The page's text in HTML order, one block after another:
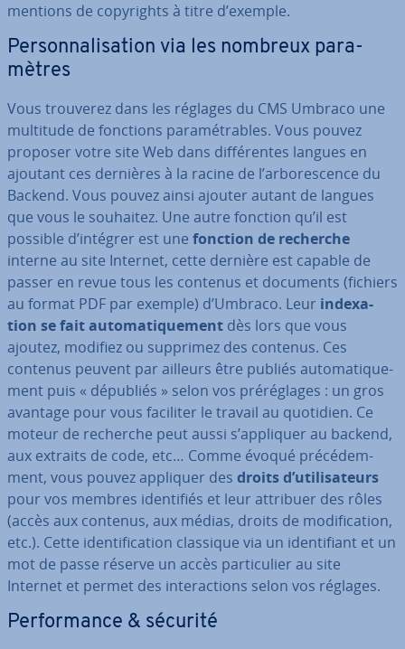
mentions de co­py­rights à titre d’exemple.
Per­son­na­li­sa­tion via les nombreux pa­ra­
mètres
Vous trouverez dans les réglages du CMS Umbraco une
multitude de fonctions pa­ra­mé­trables. Vous pouvez
proposer votre site Web dans dif­fé­rentes langues en
ajoutant ces dernières à la racine de l’ar­bo­res­cence du
Backend. Vous pouvez ainsi ajouter autant de langues
que vous le souhaitez. Une autre fonction qu’il est
possible d’intégrer est une fonction de recherche
interne au site Internet, cette dernière est capable de
passer en revue tous les contenus et documents (fichiers
au format PDF par exemple) d’Umbraco. Leur in­dexa­
tion se fait au­to­ma­ti­que­ment dès lors que vous
ajoutez, modifiez ou supprimez des contenus. Ces
contenus peuvent par ailleurs être publiés au­to­ma­ti­que­
ment puis « dépubliés » selon vos pré­ré­glages : un gros
avantage pour vous faciliter le travail au quotidien. Ce
moteur de recherche peut aussi s’appliquer au backend,
aux extraits de code, etc… Comme évoqué pré­cé­dem­
ment, vous pouvez appliquer des droits d’uti­li­sa­teurs
pour vos membres iden­ti­fiés et leur attribuer des rôles
(accès aux contenus, aux médias, droits de mo­di­fi­ca­tion,
etc.). Cette iden­ti­fi­ca­tion classique via un iden­ti­fiant et un
mot de passe réserve un accès par­ti­cu­lier au site
Internet et permet des in­te­rac­tions selon vos réglages.
Per­for­mance & sécurité